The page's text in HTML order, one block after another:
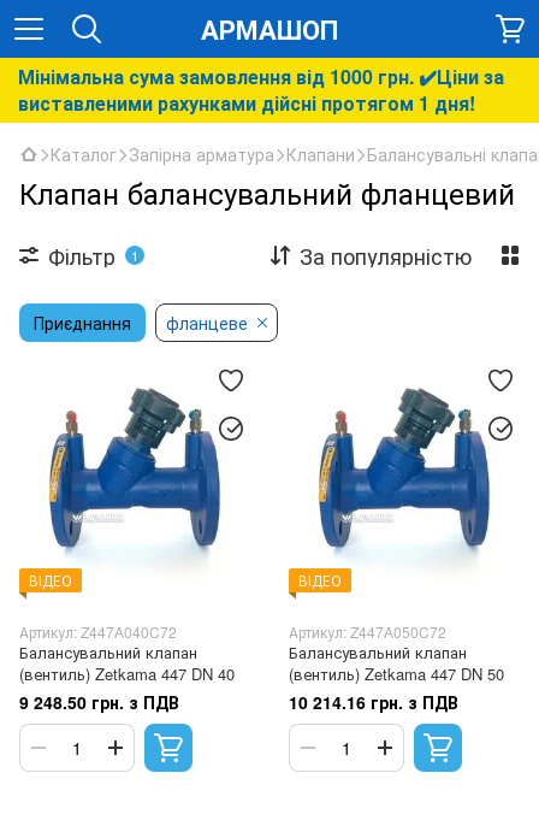
АРМАШОП
Мінімальна сума замовлення від 1000 грн. ✔️Ціни за
виставленими рахунками дійсні протягом 1 дня!
Каталог Запірна арматура Клапани Балансувальні
Клапан балансувальний фланцевий
Фільтр 1 За популярністю
Приєднання фланцеве
ВІДЕО
Артикул: Z447A040C72
Балансувальний клапан
(вентиль) Zetkama 447 DN 40
9 248.50 грн. з ПДВ
ВІДЕО
Артикул: Z447A050C72
Балансувальний клапан
(вентиль) Zetkama 447 DN 50
10 214.16 грн. з ПДВ